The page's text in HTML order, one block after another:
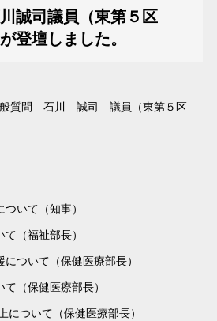
誠司議員（東第５区
登壇しました。
般質問 石川 誠司 議員（東第５区
ついて（知事）
て（福祉部長）
について（保健医療部長）
て（保健医療部長）
について（保健医療部長）